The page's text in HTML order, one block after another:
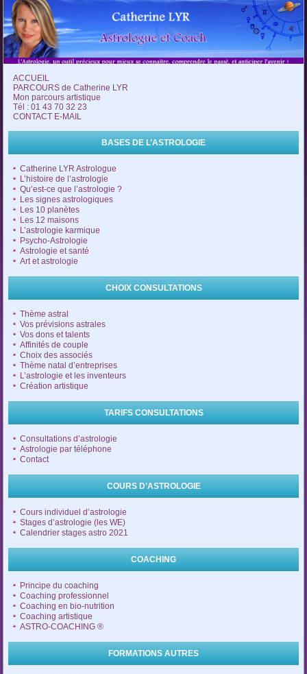
ACCUEIL
PARCOURS de Catherine LYR
Mon parcours artistique
Tél : 01 43 70 32 23
CONTACT E-MAIL
BASES DE L’ASTROLOGIE
Catherine LYR Astrologue
L’histoire de l’astrologie
Qu’est-ce que l’astrologie ?
Les signes astrologiques
Les 10 planètes
Les 12 maisons
L’astrologie karmique
Psycho-Astrologie
Astrologie et santé
Art et astrologie
CHOIX CONSULTATIONS
Thème astral
Vos prévisions astrales
Vos dons et talents
Affinités de couple
Choix des associés
Thème natal d’entreprises
L’astrologie et les inventeurs
Création artistique
TARIFS CONSULTATIONS
Consultations d’astrologie
Astrologie par téléphone
Contact
COURS D’ASTROLOGIE
Cours individuel d’astrologie
Stages d’astrologie (les WE)
Calendrier stages astro 2021
COACHING
Principe du coaching
Coaching professionnel
Coaching en bio-nutrition
Coaching artistique
ASTRO-COACHING ®
FORMATIONS AUTRES